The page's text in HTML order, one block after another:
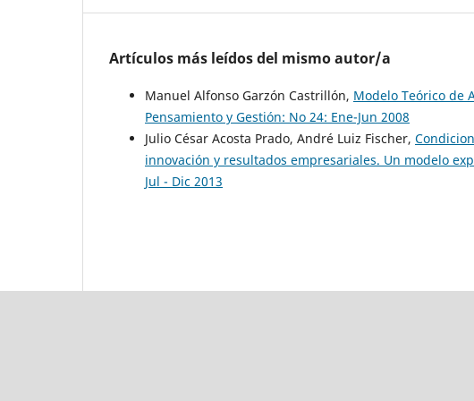
Artículos más leídos del mismo autor/a
Manuel Alfonso Garzón Castrillón, Modelo Teórico de
Pensamiento y Gestión: No 24: Ene-Jun 2008
Julio César Acosta Prado, André Luiz Fischer,
innovación y resultados empresariales. Un modelo
Jul - Dic 2013